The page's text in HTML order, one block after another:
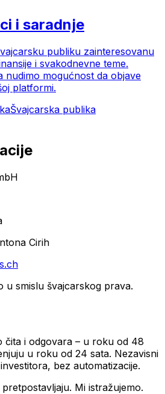
i saradnje
publiku zainteresovanu
i svakodnevne teme.
nudimo mogućnost da objave
platformi.
Švajcarska publika
Cirih
u smislu švajcarskog prava.
čita i odgovara – u roku od 48
u roku od 24 sata. Nezavisni
bez automatizacije.
Mi istražujemo.